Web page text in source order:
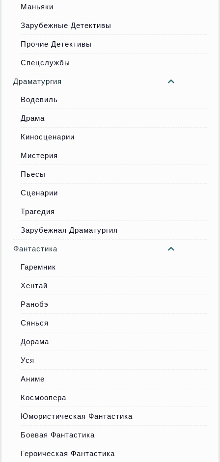
Маньяки
Зарубежные Детективы
Прочие Детективы
Спецслужбы
Драматургия
Водевиль
Драма
Киносценарии
Мистерия
Пьесы
Сценарии
Трагедия
Зарубежная Драматургия
Фантастика
Гаремник
Хентай
Ранобэ
Сянься
Дорама
Уся
Аниме
Космоопера
Юмористическая Фантастика
Боевая Фантастика
Героическая Фантастика